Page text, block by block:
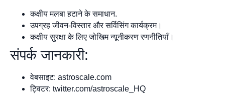
कक्षीय मलबा हटाने के समाधान.
उपग्रह जीवन-विस्तार और सर्विसिंग कार्यक्रम।
कक्षीय सुरक्षा के लिए जोखिम न्यूनीकरण रणनीतियाँ।
संपर्क जानकारी:
वेबसाइट: astroscale.com
ट्विटर: twitter.com/astroscale_HQ